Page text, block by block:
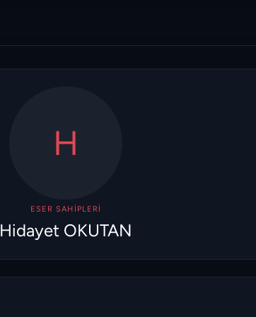
H
ESER SAHIPLERI
Hidayet OKUTAN